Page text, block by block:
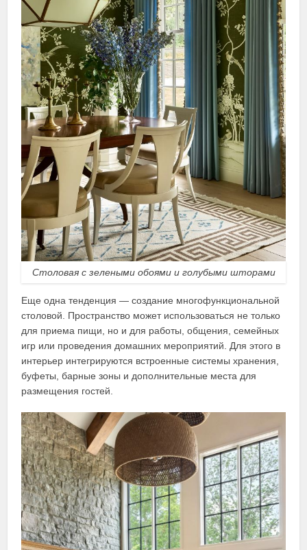
Столовая с зелеными обоями и голубыми шторами
Еще одна тенденция — создание многофункциональной
столовой. Пространство может использоваться не только
для приема пищи, но и для работы, общения, семейных
игр или проведения домашних мероприятий. Для этого в
интерьер интегрируются встроенные системы хранения,
буфеты, барные зоны и дополнительные места для
размещения гостей.